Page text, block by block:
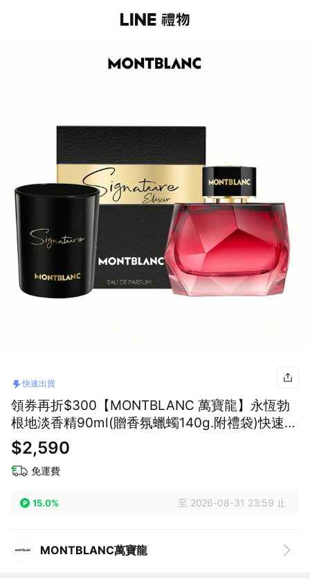
快速出貨
領券再折$300【MONTBLANC 萬寶龍】永恆勃
根地淡香精90ml(贈香氛蠟蠋140g.附禮袋)快速出
貨
$2,590
免運費
15.0% 至 2026-08-31 23:59 止
MONTBLANC萬寶龍